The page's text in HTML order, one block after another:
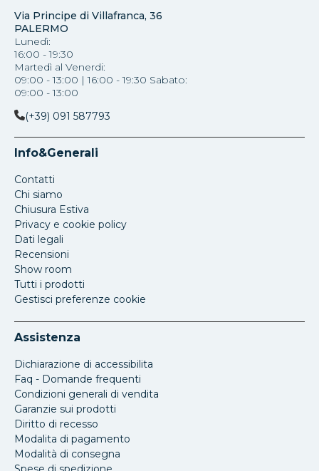
Via Principe di Villafranca, 36
PALERMO
Lunedì:
16:00 - 19:30
Martedì al Venerdi:
09:00 - 13:00 | 16:00 - 19:30 Sabato:
09:00 - 13:00
(+39) 091 587793
Info&Generali
Contatti
Chi siamo
Chiusura Estiva
Privacy e cookie policy
Dati legali
Recensioni
Show room
Tutti i prodotti
Gestisci preferenze cookie
Assistenza
Dichiarazione di accessibilita
Faq - Domande frequenti
Condizioni generali di vendita
Garanzie sui prodotti
Diritto di recesso
Modalita di pagamento
Modalità di consegna